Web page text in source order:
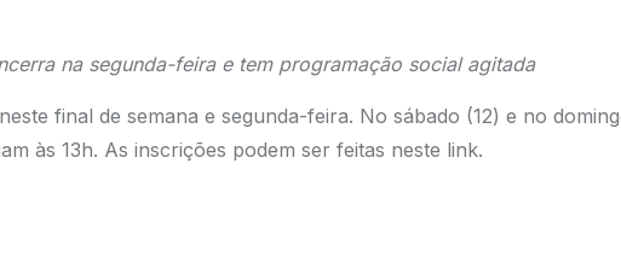
na segunda-feira e tem programação social agitada
final de semana e segunda-feira. No sábado (12) e no
às 13h. As inscrições podem ser feitas neste link.